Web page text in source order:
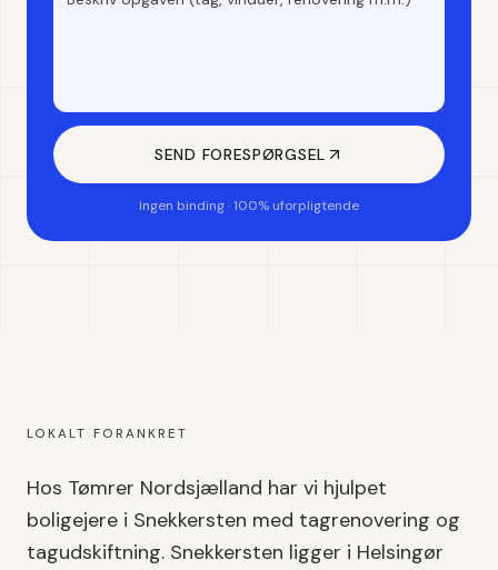
SEND FORESPØRGSEL
Ingen binding · 100% uforpligtende
LOKALT FORANKRET
Hos Tømrer Nordsjælland har vi hjulpet
boligejere i Snekkersten med tagrenovering og
tagudskiftning. Snekkersten ligger i Helsingør